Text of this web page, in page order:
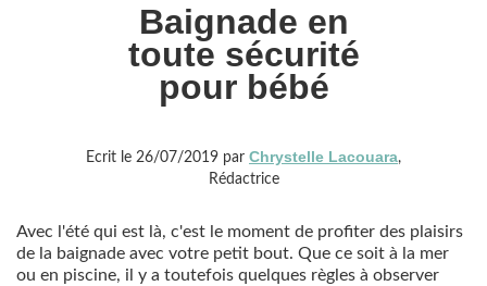
Baignade en
toute sécurité
pour bébé
Ecrit le 26/07/2019 par Chrystelle Lacouara,
Rédactrice
Avec l'été qui est là, c'est le moment de profiter des plaisirs
de la baignade avec votre petit bout. Que ce soit à la mer
ou en piscine, il y a toutefois quelques règles à observer